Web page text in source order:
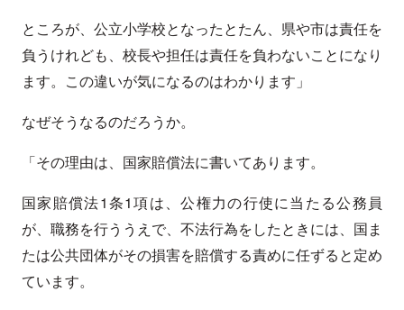
ところが、公立小学校となったとたん、県や市は責任を
負うけれども、校長や担任は責任を負わないことになり
ます。この違いが気になるのはわかります」
なぜそうなるのだろうか。
「その理由は、国家賠償法に書いてあります。
国家賠償法1条1項は、公権力の行使に当たる公務員
が、職務を行ううえで、不法行為をしたときには、国ま
たは公共団体がその損害を賠償する責めに任ずると定め
ています。